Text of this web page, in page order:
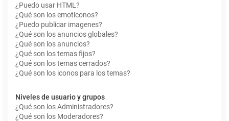
¿Puedo usar HTML?
¿Qué son los emoticonos?
¿Puedo publicar imagenes?
¿Qué son los anuncios globales?
¿Qué son los anuncios?
¿Qué son los temas fijos?
¿Qué son los temas cerrados?
¿Qué son los iconos para los temas?
Niveles de usuario y grupos
¿Qué son los Administradores?
¿Qué son los Moderadores?